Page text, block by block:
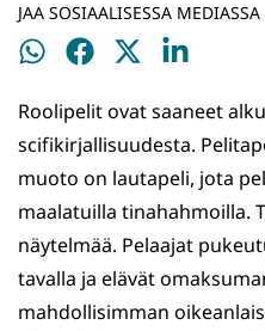
JAA SOSIAALISESSA MEDIASSA
Jaa
Jaa
Jaa
Jaa
Roolipelit ovat saaneet
scifikirjallisuudesta.
muoto on lautapeli, jota
maalatuilla tinahahmoilla.
näytelmää. Pelaajat
tavalla ja elävät
mahdollisimman